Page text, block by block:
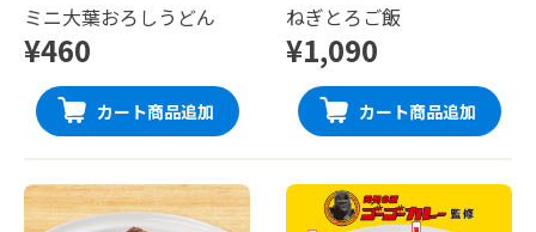
ミニ大葉おろしうどん
¥460
カート商品追加
ねぎとろご飯
¥1,090
カート商品追加